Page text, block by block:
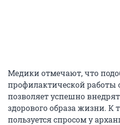
Медики отмечают, что
профилактической работы
позволяет успешно
здорового образа жизни. К
пользуется спросом у